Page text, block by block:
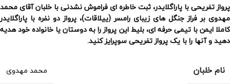
پرواز تفریحی با پاراگلایدر، ثبت خاطره ای فراموش نشدنی با خلبان آقای محمد
مهدوی بر فراز جنگل های زیبای رامسر (ییلاقات)، پرواز دو نفره با پاراگلایدر
کاملا ایمن با تیمی حرفه ای، بلیط این پرواز را به دوستان یا خانواده خود هدیه
دهید و آنها را با یک پرواز تفریحی سوپرایز کنید.
نام خلبان محمد مهدوی